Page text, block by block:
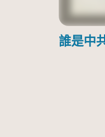
誰是中